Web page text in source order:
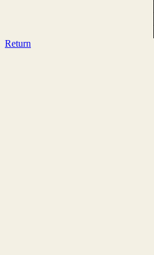
Return